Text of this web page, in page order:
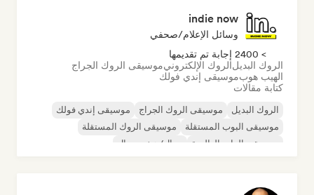
indie now
وسائل الإعلام/صحفي
> 2400 إجابة تم تقديمها
الروك البديلالروك الإلكترونيموسيقى الروك الجراج
الهيب هوبموسيقى إندي فولك
كتابة مقالات
الروك البديل موسيقى الروك الجراج
موسيقى إندي فولك
موسيقى البوب المستقلة
موسيقى الروك المستقلة
موسيقى الراب العالمية
ميتال/هيفي ميتال